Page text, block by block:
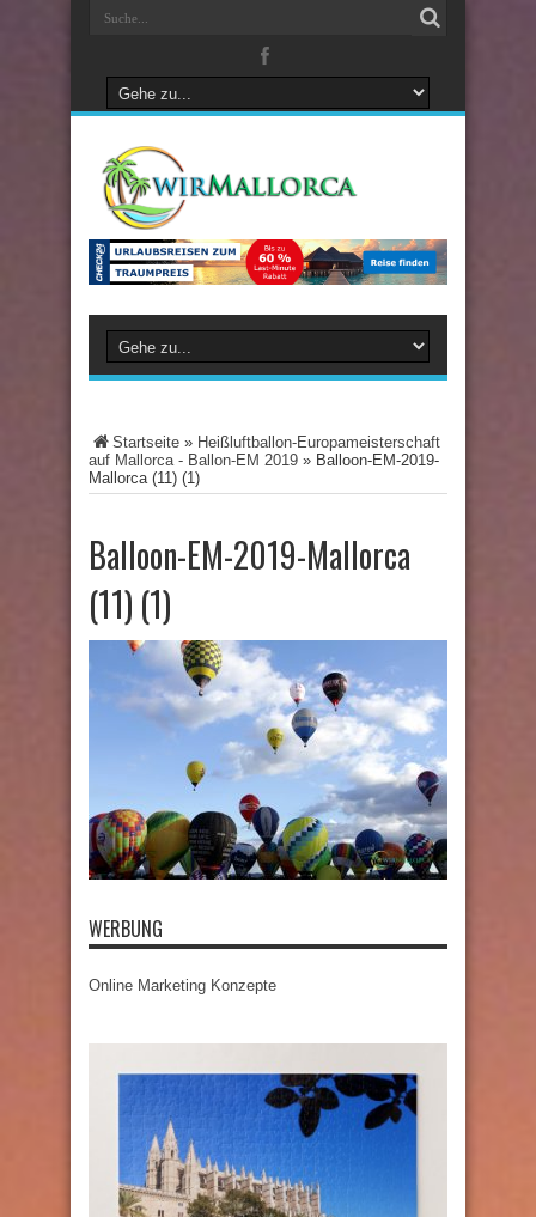
Startseite » Heißluftballon-Europameisterschaft
auf Mallorca - Ballon-EM 2019 » Balloon-EM-2019-
Mallorca (11) (1)
Balloon-EM-2019-Mallorca
(11) (1)
WERBUNG
Online Marketing Konzepte